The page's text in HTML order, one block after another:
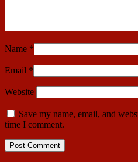
Name *
Email *
Website
Save my name, email, and
time I comment.